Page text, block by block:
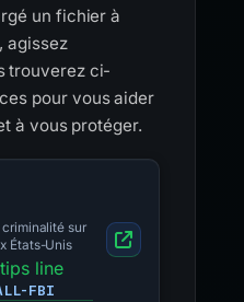
un fichier à
agissez
trouverez ci-
pour vous aider
à vous protéger.
sur
États-Unis
line
FBI